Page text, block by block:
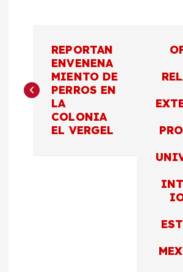
v
REPORTAN
ENVENENA
MIENTO DE
PERROS EN
LA
COLONIA
EL VERGEL